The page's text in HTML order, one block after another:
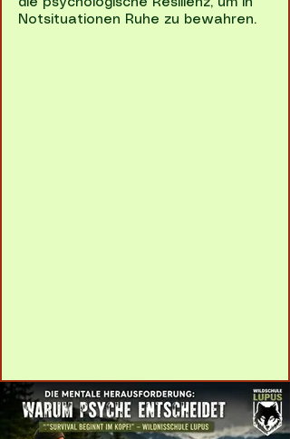
die psychologische Resilienz, um in
Notsituationen Ruhe zu bewahren.